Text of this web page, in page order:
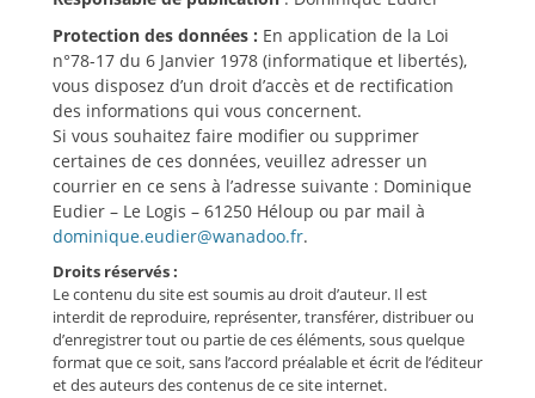
Protection des données : En application de la Loi
n°78-17 du 6 Janvier 1978 (informatique et libertés),
vous disposez d’un droit d’accès et de rectification
des informations qui vous concernent.
Si vous souhaitez faire modifier ou supprimer
certaines de ces données, veuillez adresser un
courrier en ce sens à l’adresse suivante : Dominique
Eudier – Le Logis – 61250 Héloup ou par mail à
dominique.eudier@wanadoo.fr.
Droits réservés :
Le contenu du site est soumis au droit d’auteur. Il est
interdit de reproduire, représenter, transférer, distribuer ou
d’enregistrer tout ou partie de ces éléments, sous quelque
format que ce soit, sans l’accord préalable et écrit de l’éditeur
et des auteurs des contenus de ce site internet.